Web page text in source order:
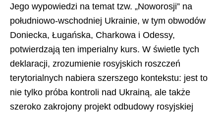
Jego wypowiedzi na temat tzw. „Noworosji” na
południowo-wschodniej Ukrainie, w tym obwodów
Doniecka, Ługańska, Charkowa i Odessy,
potwierdzają ten imperialny kurs. W świetle tych
deklaracji, zrozumienie rosyjskich roszczeń
terytorialnych nabiera szerszego kontekstu: jest to
nie tylko próba kontroli nad Ukrainą, ale także
szeroko zakrojony projekt odbudowy rosyjskiej